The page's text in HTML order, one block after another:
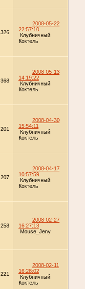
326
2008-05-22
22:57:10
Клубничный
Коктель
368
2008-05-13
14:19:22
Клубничный
Коктель
201
2008-04-30
15:54:11
Клубничный
Коктель
207
2008-04-17
10:57:59
Клубничный
Коктель
258
2008-02-27
16:27:13
Mouse_Jeny
221
2008-02-11
16:28:02
Клубничный
Коктель